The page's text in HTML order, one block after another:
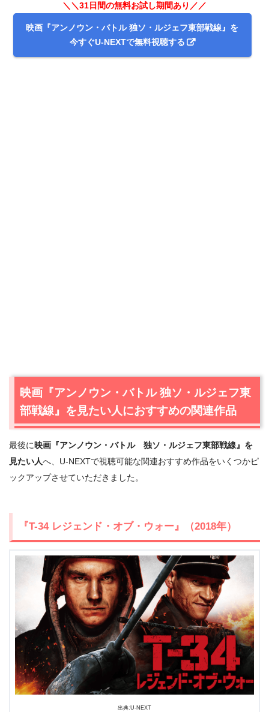
＼＼31日間無料!!お試し解約もOK／／
今すぐ無料でU-NEXTで見る
＼＼31日間の無料お試し期間あり／／
映画『アンノウン・バトル 独ソ・ルジェフ東部戦線』を
今すぐU-NEXTで無料視聴する
映画『アンノウン・バトル 独ソ・ルジェフ東
部戦線』を見たい人におすすめの関連作品
最後に映画『アンノウン・バトル 独ソ・ルジェフ東部戦線』を
見たい人へ、U-NEXTで視聴可能な関連おすすめ作品をいくつかピ
ックアップさせていただきました。
『T-34 レジェンド・オブ・ウォー』（2018年）
出典:U-NEXT